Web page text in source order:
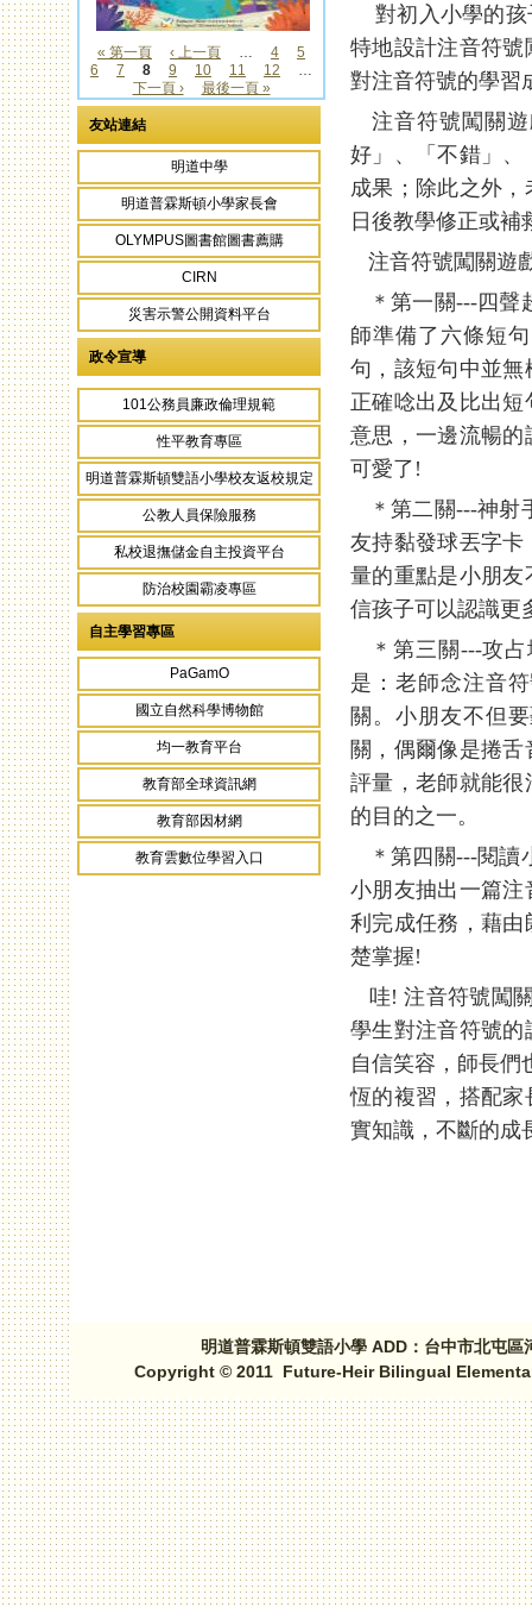
頁面
« 第一頁 ‹ 上一頁 … 4
5
6
7 8 9 10 11 12
…
下一頁 ›
最後一頁 »
友站連結
明道中學
明道普霖斯頓小學家長會
OLYMPUS圖書館圖書薦購
CIRN
災害示警公開資料平台
政令宣導
101公務員廉政倫理規範
性平教育專區
明道普霖斯頓雙語小學校友返校規定
公教人員保險服務
私校退撫儲金自主投資平台
防治校園霸凌專區
自主學習專區
PaGamO
國立自然科學博物館
均一教育平台
教育部全球資訊網
教育部因材網
教育雲數位學習入口
對初入小學的孩
特地設計注音符
對注音符號的學習
注音符號闖關遊
好」、「不錯」
成果；除此之外
日後教學修正或補
注音符號闖關遊
＊第一關---四聲
師準備了六條短
句，該短句中並
正確唸出及比出
意思，一邊流暢
可愛了!
＊第二關---神射
友持黏發球丟字
量的重點是小朋
信孩子可以認識更
＊第三關---攻占
是：老師念注音
關。小朋友不但
關，偶爾像是捲
評量，老師就能
的目的之一。
＊第四關---閱讀
小朋友抽出一篇
利完成任務，藉
楚掌握!
哇! 注音符號闖
學生對注音符號
自信笑容，師長們
恆的複習，搭配
實知識，不斷的成
明道普霖斯頓雙語小學 ADD：台中市北屯
Copyright © 2011 Future-Heir Bilingual